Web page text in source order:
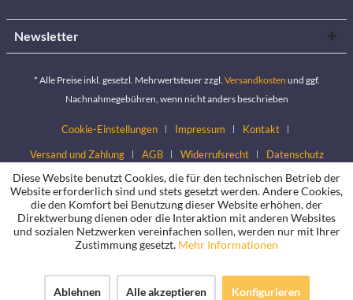
Newsletter
* Alle Preise inkl. gesetzl. Mehrwertsteuer zzgl. Versandkosten und ggf.
Nachnahmegebühren, wenn nicht anders beschrieben
Cookie-Einstellungen Impressum
Kontakt
Versand und Zahlung
AGB Widerrufsrecht Datenschutz
Diese Website benutzt Cookies, die für den technischen Betrieb der
Website erforderlich sind und stets gesetzt werden. Andere Cookies,
die den Komfort bei Benutzung dieser Website erhöhen, der
Direktwerbung dienen oder die Interaktion mit anderen Websites
und sozialen Netzwerken vereinfachen sollen, werden nur mit Ihrer
Zustimmung gesetzt. Mehr Informationen
Ablehnen Alle akzeptieren Konfigurieren